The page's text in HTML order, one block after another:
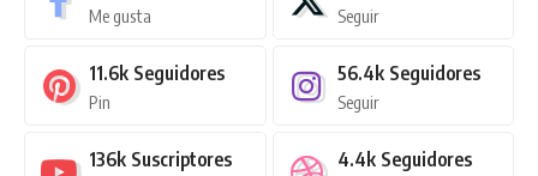
Me gusta Seguir
11.6k Seguidores
Pin
56.4k Seguidores
Seguir
136k Suscriptores 4.4k Seguidores